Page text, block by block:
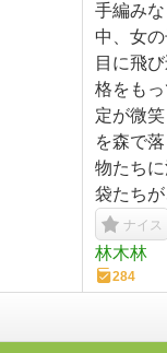
手編み
中、女
目に飛
格をも
定が微
を森で
物たち
袋たちが
ナイス
林木林
284